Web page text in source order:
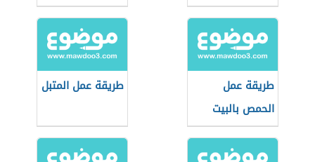
طريقة عمل
الحمص بالبيت
طريقة عمل المتبل